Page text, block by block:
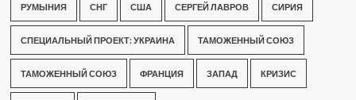
РУМЫНИЯ СНГ США СЕРГЕЙ ЛАВРОВ СИРИЯ
СПЕЦИАЛЬНЫЙ ПРОЕКТ: УКРАИНА ТАМОЖЕННЫЙ СОЮЗ
ТАМОЖЕННЫЙ СОЮЗ ФРАНЦИЯ ЗАПАД КРИЗИС